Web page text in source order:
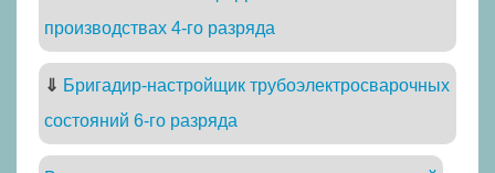
производствах 4-го разряда
⇓ Бригадир-настройщик трубоэлектросварочных
состояний 6-го разряда